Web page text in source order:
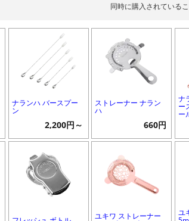
同時に購入されている
ナランハ バースプー
ン
2,200円～
ストレーナー ナラン
ハ
660円
ナ
ー
ー
ユキワ ストレーナー ユ